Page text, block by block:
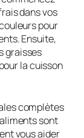
dans vos
pour
Ensuite,
graisses
la cuisson
complètes
sont
vous aider